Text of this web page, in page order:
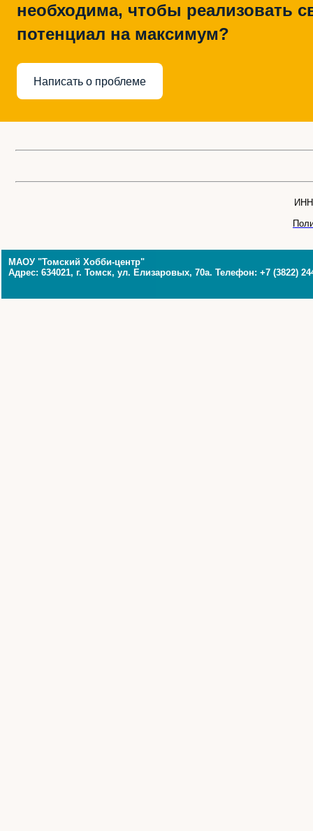
необходима, чтобы реализовать
потенциал на максимум?
Написать о проблеме
МАОУ "Томский Хобби-центр"
Адрес: 634021, г. Томск, ул. Елизаровых, 70а. Телефон: +7 (3822)